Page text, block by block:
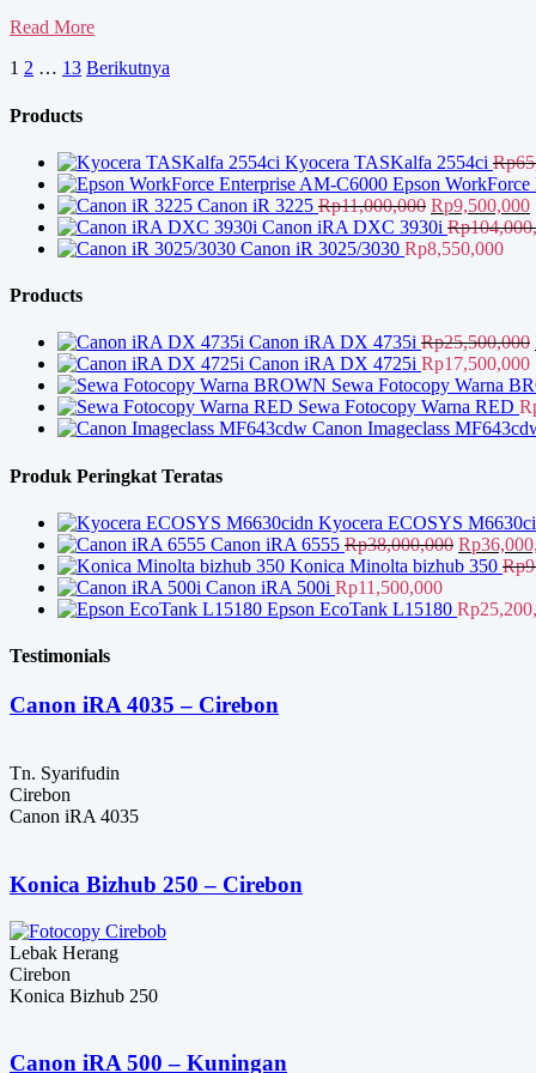
Toko
Fotocopy
Cirebon
Read More
Paginasi
pos
1 2 … 13 Berikutnya
Products
Kyocera TASKalfa 2554ci Rp
Epson
Canon iR 3225 Rp11,000,000 Harga
aslinya
adalah:
Rp9,500,000
Canon iRA DXC 3930i Rp
Canon iR 3025/3030 Rp8,550,000
Products
Canon iRA DX 4735i Rp25,500,000
Canon iRA DX 4725i Rp17,500,000
Sewa Fotocopy Warna
Sewa Fotocopy Warna RED
Canon Imageclass
Produk Peringkat Teratas
Kyocera ECOSYS
Canon iRA 6555 Rp38,000,000 Harga
aslinya
Rp
Konica Minolta bizhub 350 Rp
Canon iRA 500i Rp11,500,000
Epson EcoTank L15180 Rp
Testimonials
Canon iRA 4035 – Cirebon
Tn. Syarifudin
Cirebon
Canon iRA 4035
Konica Bizhub 250 – Cirebon
Lebak Herang
Cirebon
Konica Bizhub 250
Canon iRA 500 – Kuningan